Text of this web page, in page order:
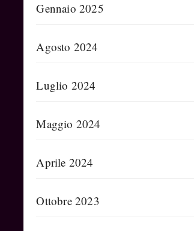
Gennaio 2025
Agosto 2024
Luglio 2024
Maggio 2024
Aprile 2024
Ottobre 2023